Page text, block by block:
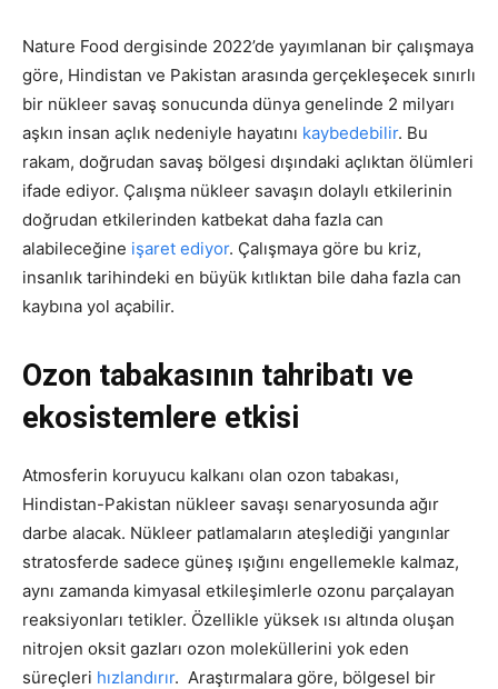
Nature Food dergisinde 2022’de yayımlanan bir çalışmaya
göre, Hindistan ve Pakistan arasında gerçekleşecek sınırlı
bir nükleer savaş sonucunda dünya genelinde 2 milyarı
aşkın insan açlık nedeniyle hayatını kaybedebilir. Bu
rakam, doğrudan savaş bölgesi dışındaki açlıktan ölümleri
ifade ediyor. Çalışma nükleer savaşın dolaylı etkilerinin
doğrudan etkilerinden katbekat daha fazla can
alabileceğine işaret ediyor. Çalışmaya göre bu kriz,
insanlık tarihindeki en büyük kıtlıktan bile daha fazla can
kaybına yol açabilir.
Ozon tabakasının tahribatı ve
ekosistemlere etkisi
Atmosferin koruyucu kalkanı olan ozon tabakası,
Hindistan-Pakistan nükleer savaşı senaryosunda ağır
darbe alacak. Nükleer patlamaların ateşlediği yangınlar
stratosferde sadece güneş ışığını engellemekle kalmaz,
aynı zamanda kimyasal etkileşimlerle ozonu parçalayan
reaksiyonları tetikler. Özellikle yüksek ısı altında oluşan
nitrojen oksit gazları ozon moleküllerini yok eden
süreçleri hızlandırır. Araştırmalara göre, bölgesel bir